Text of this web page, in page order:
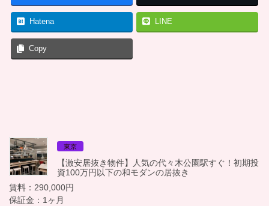
Hatena LINE
Copy
東京
【激安居抜き物件】人気の代々木公園駅すぐ！初期投
資100万円以下の和モダンの居抜き
賃料：290,000円
保証金：1ヶ月